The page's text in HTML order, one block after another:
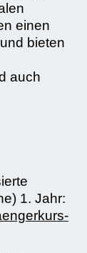
einen
bieten
auch
1. Jahr: